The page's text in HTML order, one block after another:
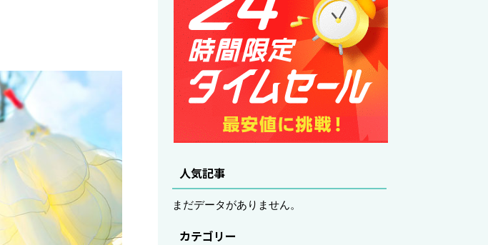
人気記事
まだデータがありません。
カテゴリー